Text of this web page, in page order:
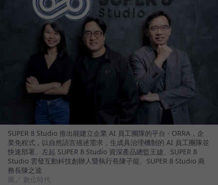
SUPER 8 Studio 推出能建立企業 AI 員工團隊的平台 - ORRA，企
業免程式，以自然語言描述需求，生成具治理機制的 AI 員工團隊並
快速部署。左起 SUPER 8 Studio 資深產品總監王婕、SUPER 8
Studio 雲發互動科技創辦人暨執行長陳子龍、SUPER 8 Studio 商
務長陳之逵
圖／ 數位時代